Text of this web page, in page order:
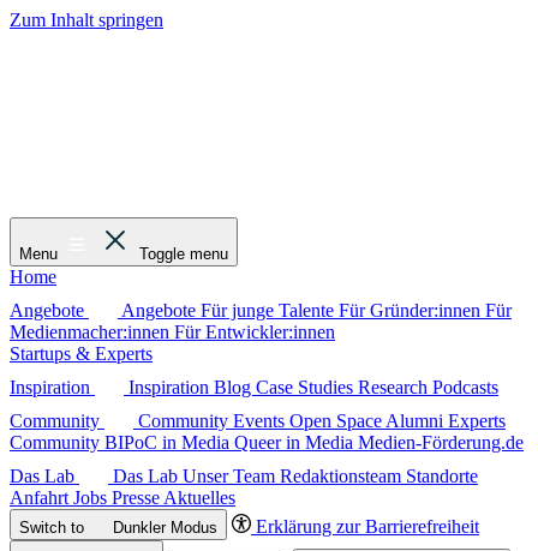
Zum Inhalt springen
Menu Toggle menu
Home
Angebote
Angebote Für junge Talente Für Gründer:innen Für
Medienmacher:innen Für Entwickler:innen
Startups & Experts
Inspiration
Inspiration Blog Case Studies Research Podcasts
Community
Community Events Open Space Alumni Experts
Community BIPoC in Media Queer in Media Medien-Förderung.de
Das Lab
Das Lab Unser Team Redaktionsteam Standorte
Anfahrt Jobs Presse Aktuelles
Switch to DunklerModus Erklärung zur Barrierefreiheit